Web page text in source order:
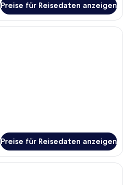
Preise für Reisedaten anzeigen
Eine Bar mit Theke,
Preise für Reisedaten anzeigen
Eine Gruppe von Menschen in